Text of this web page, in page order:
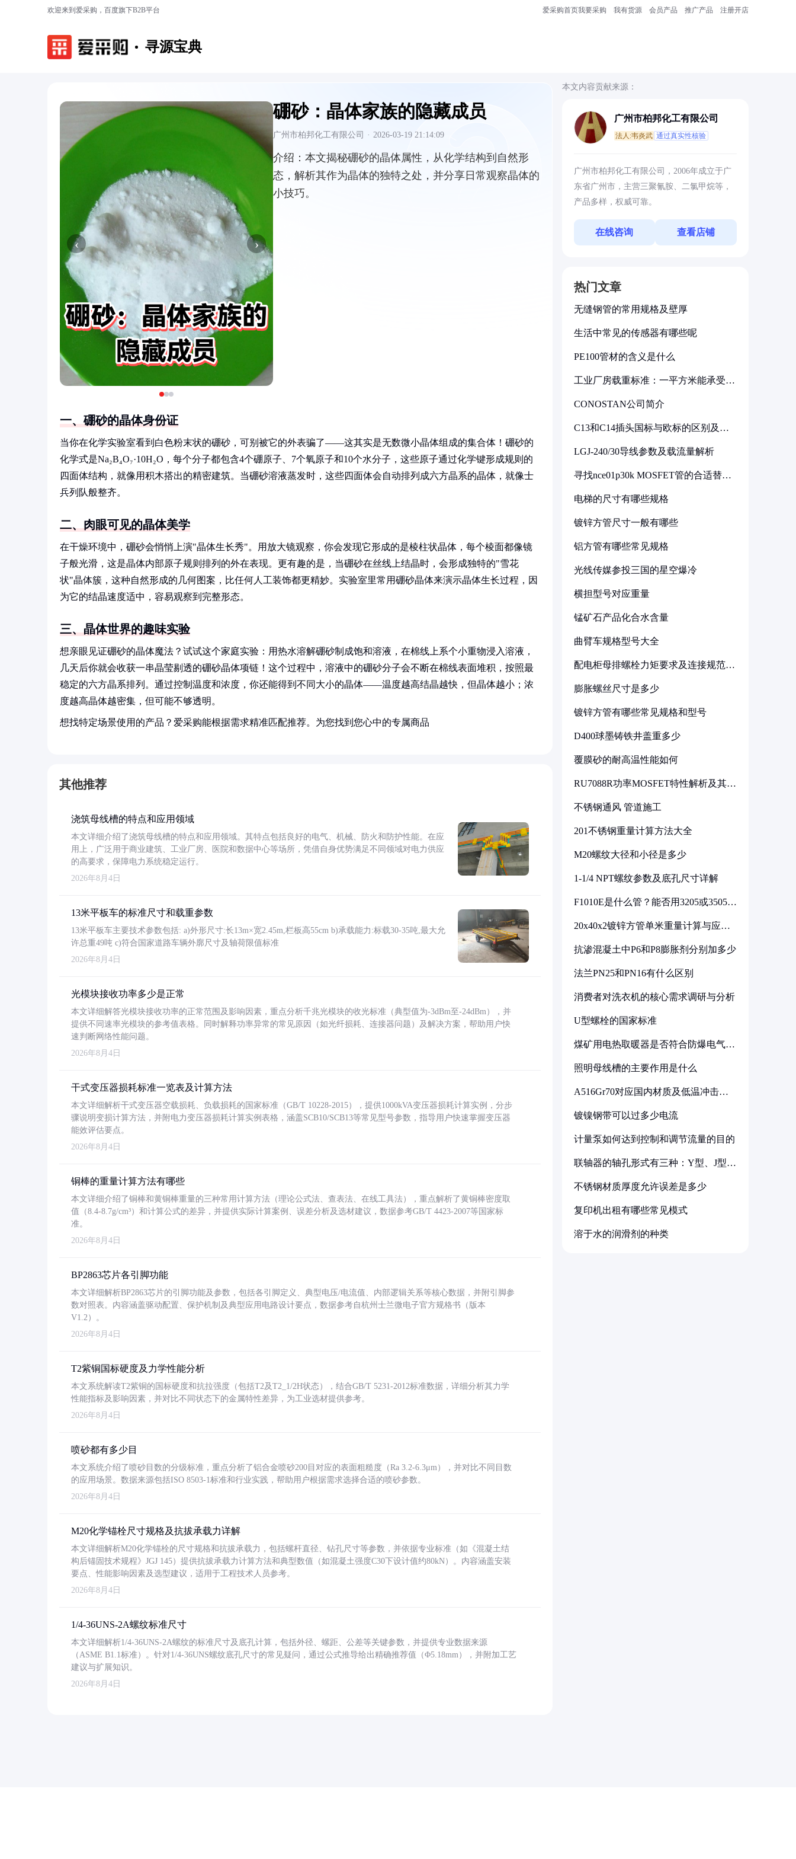
欢迎来到爱采购，百度旗下B2B平台 爱采购首页我要采购 我有货源 会员产品 推广产品 注册开店
寻源宝典
‹ ›
硼砂：晶体家族的隐藏成员
广州市柏邦化工有限公司 · 2026-03-19 21:14:09
介绍： 本文揭秘硼砂的晶体属性，从化学结构到自然形
态，解析其作为晶体的独特之处，并分享日常观察晶体的
小技巧。
一、硼砂的晶体身份证
当你在化学实验室看到白色粉末状的硼砂，可别被它的外表骗了——这其实是无数微小晶体组成的集合体！硼砂的
化学式是Na₂B₄O₇·10H₂O，每个分子都包含4个硼原子、7个氧原子和10个水分子，这些原子通过化学键形成规则的
四面体结构，就像用积木搭出的精密建筑。当硼砂溶液蒸发时，这些四面体会自动排列成六方晶系的晶体，就像士
兵列队般整齐。
二、肉眼可见的晶体美学
在干燥环境中，硼砂会悄悄上演"晶体生长秀"。用放大镜观察，你会发现它形成的是棱柱状晶体，每个棱面都像镜
子般光滑，这是晶体内部原子规则排列的外在表现。更有趣的是，当硼砂在丝线上结晶时，会形成独特的"雪花
状"晶体簇，这种自然形成的几何图案，比任何人工装饰都更精妙。实验室里常用硼砂晶体来演示晶体生长过程，因
为它的结晶速度适中，容易观察到完整形态。
三、晶体世界的趣味实验
想亲眼见证硼砂的晶体魔法？试试这个家庭实验：用热水溶解硼砂制成饱和溶液，在棉线上系个小重物浸入溶液，
几天后你就会收获一串晶莹剔透的硼砂晶体项链！这个过程中，溶液中的硼砂分子会不断在棉线表面堆积，按照最
稳定的六方晶系排列。通过控制温度和浓度，你还能得到不同大小的晶体——温度越高结晶越快，但晶体越小；浓
度越高晶体越密集，但可能不够透明。
想找特定场景使用的产品？爱采购能根据需求精准匹配推荐。为您找到您心中的专属商品
其他推荐
浇筑母线槽的特点和应用领域
本文详细介绍了浇筑母线槽的特点和应用领域。其特点包括良好的电气、机械、防火和防护性能。在应
用上，广泛用于商业建筑、工业厂房、医院和数据中心等场所，凭借自身优势满足不同领域对电力供应
的高要求，保障电力系统稳定运行。
2026年8月4日
13米平板车的标准尺寸和载重参数
13米平板车主要技术参数包括: a)外形尺寸:长13m×宽2.45m,栏板高55cm b)承载能力:标载30-35吨,最大允
许总重49吨 c)符合国家道路车辆外廓尺寸及轴荷限值标准
2026年8月4日
光模块接收功率多少是正常
本文详细解答光模块接收功率的正常范围及影响因素，重点分析千兆光模块的收光标准（典型值为-3dBm至-24dBm），并
提供不同速率光模块的参考值表格。同时解释功率异常的常见原因（如光纤损耗、连接器问题）及解决方案，帮助用户快
速判断网络性能问题。
2026年8月4日
干式变压器损耗标准一览表及计算方法
本文详细解析干式变压器空载损耗、负载损耗的国家标准（GB/T 10228-2015），提供1000kVA变压器损耗计算实例，分步
骤说明变损计算方法，并附电力变压器损耗计算实例表格，涵盖SCB10/SCB13等常见型号参数，指导用户快速掌握变压器
能效评估要点。
2026年8月4日
铜棒的重量计算方法有哪些
本文详细介绍了铜棒和黄铜棒重量的三种常用计算方法（理论公式法、查表法、在线工具法），重点解析了黄铜棒密度取
值（8.4-8.7g/cm³）和计算公式的差异，并提供实际计算案例、误差分析及选材建议，数据参考GB/T 4423-2007等国家标
准。
2026年8月4日
BP2863芯片各引脚功能
本文详细解析BP2863芯片的引脚功能及参数，包括各引脚定义、典型电压/电流值、内部逻辑关系等核心数据，并附引脚参
数对照表。内容涵盖驱动配置、保护机制及典型应用电路设计要点，数据参考自杭州士兰微电子官方规格书（版本
V1.2）。
2026年8月4日
T2紫铜国标硬度及力学性能分析
本文系统解读T2紫铜的国标硬度和抗拉强度（包括T2及T2_1/2H状态），结合GB/T 5231-2012标准数据，详细分析其力学
性能指标及影响因素，并对比不同状态下的金属特性差异，为工业选材提供参考。
2026年8月4日
喷砂都有多少目
本文系统介绍了喷砂目数的分级标准，重点分析了铝合金喷砂200目对应的表面粗糙度（Ra 3.2-6.3μm），并对比不同目数
的应用场景。数据来源包括ISO 8503-1标准和行业实践，帮助用户根据需求选择合适的喷砂参数。
2026年8月4日
M20化学锚栓尺寸规格及抗拔承载力详解
本文详细解析M20化学锚栓的尺寸规格和抗拔承载力，包括螺杆直径、钻孔尺寸等参数，并依据专业标准（如《混凝土结
构后锚固技术规程》JGJ 145）提供抗拔承载力计算方法和典型数值（如混凝土强度C30下设计值约80kN）。内容涵盖安装
要点、性能影响因素及选型建议，适用于工程技术人员参考。
2026年8月4日
1/4-36UNS-2A螺纹标准尺寸
本文详细解析1/4-36UNS-2A螺纹的标准尺寸及底孔计算，包括外径、螺距、公差等关键参数，并提供专业数据来源
（ASME B1.1标准）。针对1/4-36UNS螺纹底孔尺寸的常见疑问，通过公式推导给出精确推荐值（Φ5.18mm），并附加工艺
建议与扩展知识。
2026年8月4日
本文内容贡献来源：
广州市柏邦化工有限公司
法人:韦炎武 通过真实性核验
广州市柏邦化工有限公司，2006年成立于广
东省广州市，主营三聚氰胺、二氯甲烷等，
产品多样，权威可靠。
在线咨询 查看店铺
热门文章
无缝钢管的常用规格及壁厚
生活中常见的传感器有哪些呢
PE100管材的含义是什么
工业厂房载重标准：一平方米能承受多
CONOSTAN公司简介
C13和C14插头国标与欧标的区别及其
LGJ-240/30导线参数及载流量解析
寻找nce01p30k MOSFET管的合适替代
电梯的尺寸有哪些规格
镀锌方管尺寸一般有哪些
铝方管有哪些常见规格
光线传媒参投三国的星空爆冷
横担型号对应重量
锰矿石产品化合水含量
曲臂车规格型号大全
配电柜母排螺栓力矩要求及连接规范详
膨胀螺丝尺寸是多少
镀锌方管有哪些常见规格和型号
D400球墨铸铁井盖重多少
覆膜砂的耐高温性能如何
RU7088R功率MOSFET特性解析及其在
不锈钢通风 管道施工
201不锈钢重量计算方法大全
M20螺纹大径和小径是多少
1-1/4 NPT螺纹参数及底孔尺寸详解
F1010E是什么管？能否用3205或3505代
20x40x2镀锌方管单米重量计算与应用
抗渗混凝土中P6和P8膨胀剂分别加多少
法兰PN25和PN16有什么区别
消费者对洗衣机的核心需求调研与分析
U型螺栓的国家标准
煤矿用电热取暖器是否符合防爆电气设
照明母线槽的主要作用是什么
A516Gr70对应国内材质及低温冲击要
镀镍钢带可以过多少电流
计量泵如何达到控制和调节流量的目的
联轴器的轴孔形式有三种：Y型、J型、
不锈钢材质厚度允许误差是多少
复印机出租有哪些常见模式
溶于水的润滑剂的种类